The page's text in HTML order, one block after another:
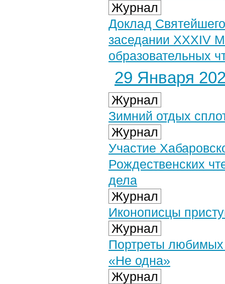
Журнал
Доклад
заседании XXXIV
образовательных
29 Января
Журнал
Зимний отдых
Журнал
Участие
Рождественских
дела
Журнал
Иконописцы
Журнал
Портреты любимых
«Не одна»
Журнал